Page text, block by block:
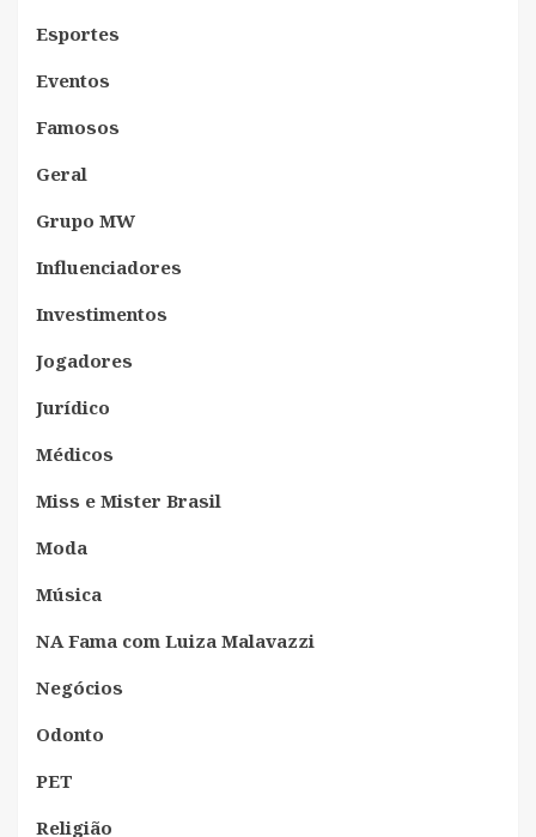
Esportes
Eventos
Famosos
Geral
Grupo MW
Influenciadores
Investimentos
Jogadores
Jurídico
Médicos
Miss e Mister Brasil
Moda
Música
NA Fama com Luiza Malavazzi
Negócios
Odonto
PET
Religião